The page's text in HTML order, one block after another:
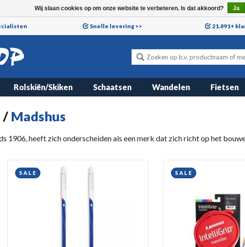
Snelle levering >> 21.891+
Rolskiën/Skiken Schaatsen Wandelen Fietsen
/ Madshus
1906, heeft zich onderscheiden als een merk dat zich richt op het
SALE SALE
Wij slaan cookies op om onze website te verbeteren. Is dat akkoord? Ja